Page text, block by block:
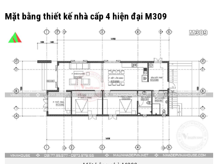
Mặt bằng thiết kế nhà cấp 4 hiện đại M309